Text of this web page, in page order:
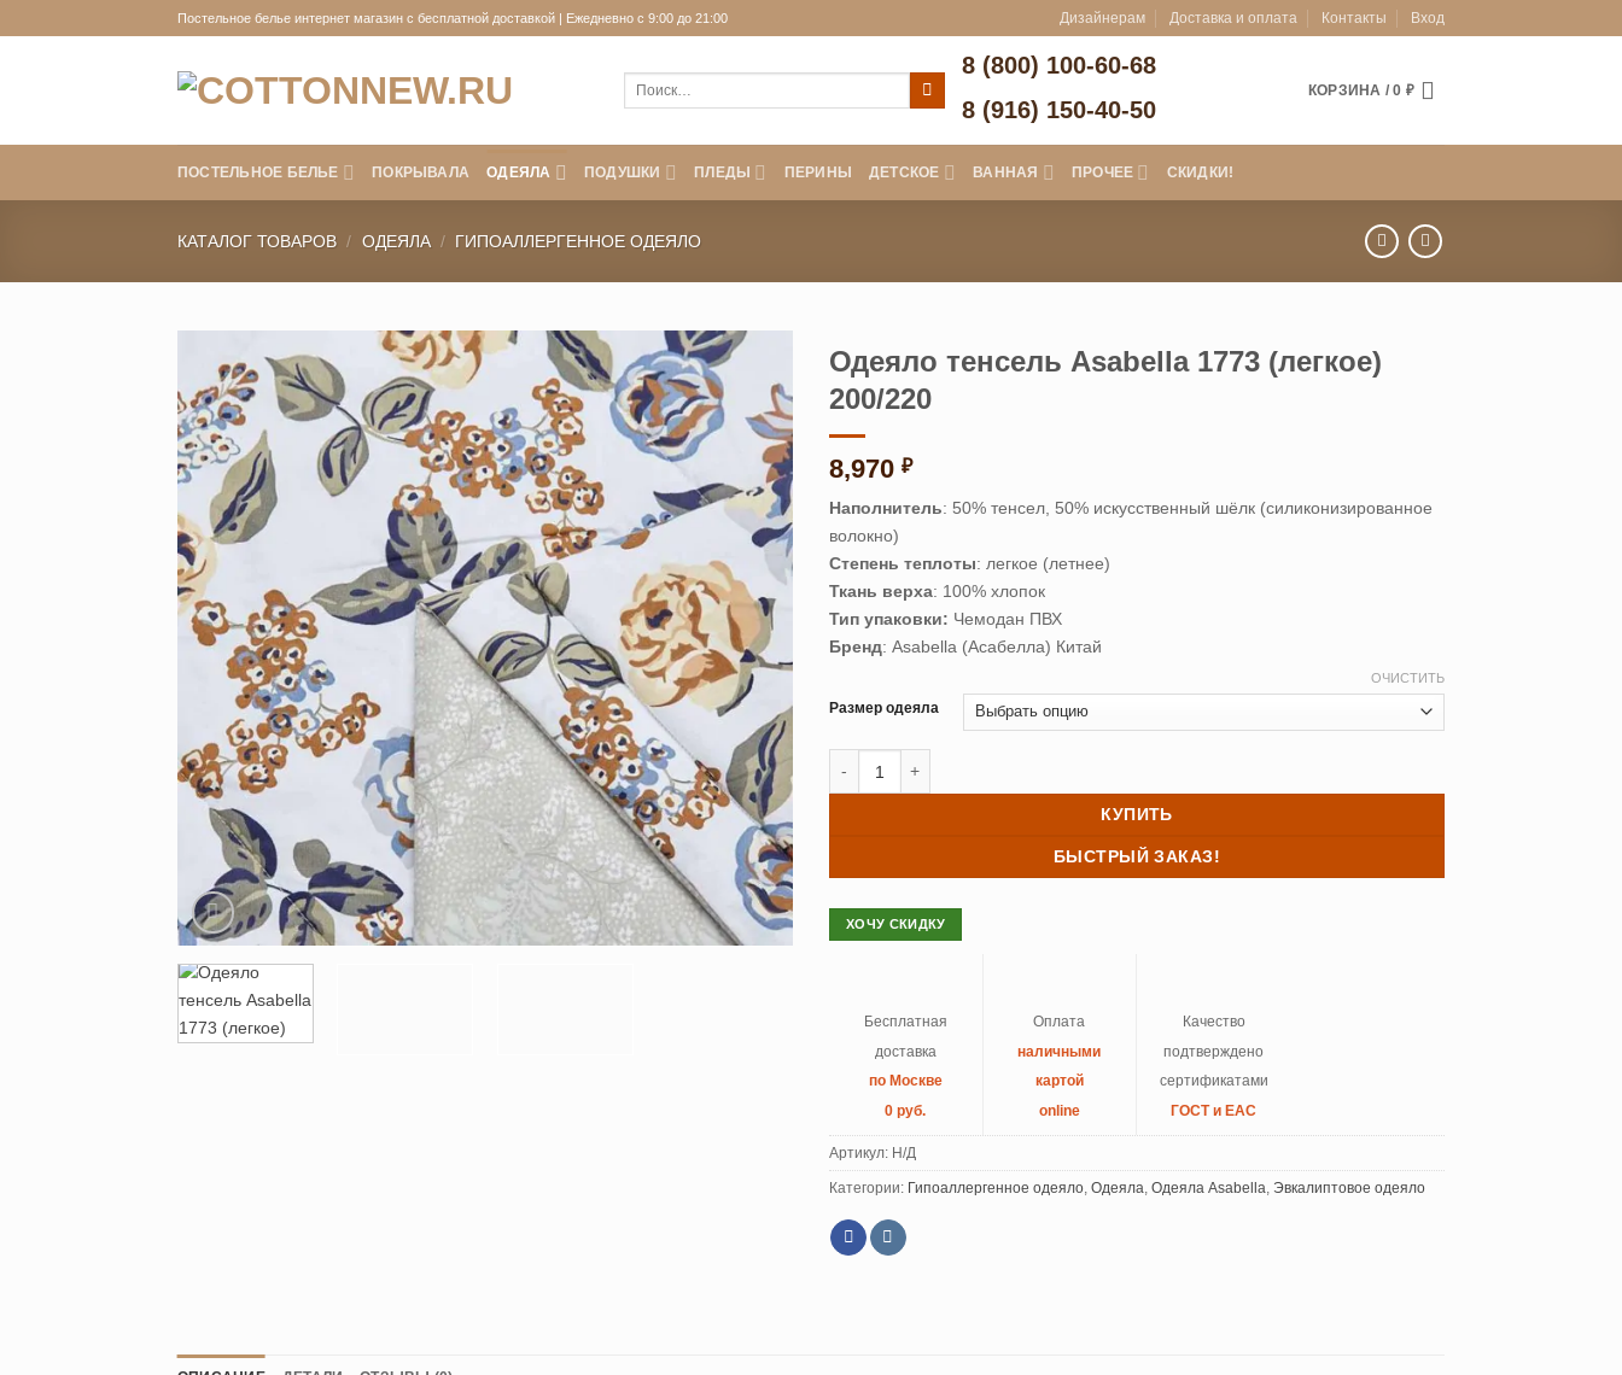
to
Постельное белье интернет магазин с бесплатной доставкой | Ежедневно с 9:00 до 21:00 Дизайнерам Доставка и оплата Контакты Вход
8 (800) 100-60-68
8 (916) 150-40-50
КОРЗИНА /0 ₽
ПОСТЕЛЬНОЕ БЕЛЬЕ ПОКРЫВАЛА ОДЕЯЛА ПОДУШКИ ПЛЕДЫ ПЕРИНЫ ДЕТСКОЕ ВАННАЯ ПРОЧЕЕ СКИДКИ!
КАТАЛОГ ТОВАРОВ / ОДЕЯЛА / ГИПОАЛЛЕРГЕННОЕ ОДЕЯЛО
Одеяло тенсель Asabella 1773 (легкое)
200/220
8,970 ₽
Наполнитель: 50% тенсел, 50% искусственный шёлк (cиликонизированное
волокно)
Степень теплоты: легкое (летнее)
Ткань верха: 100% хлопок
Тип упаковки: Чемодан ПВХ
Бренд: Asabella (Асабелла) Китай
Размер одеяла
ОЧИСТИТЬ
КУПИТЬ
БЫСТРЫЙ ЗАКАЗ!
ХОЧУ СКИДКУ
Бесплатная
доставка
по Москве
0 руб.
Оплата
наличными
картой
online
Качество
подтверждено
сертификатами
ГОСТ и ЕАС
Артикул: Н/Д
Категории: Гипоаллергенное одеяло, Одеяла, Одеяла Asabella, Эвкалиптовое одеяло